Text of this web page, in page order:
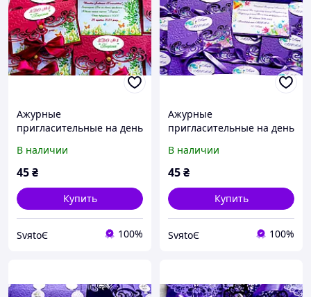
Ажурные
пригласительные на день
юбилей ручной работы
В наличии
45₴
Купить
SvяtoЄ 100%
Ажурные
пригласительные на день
ручной работы
В наличии
45₴
Купить
SvяtoЄ 100%